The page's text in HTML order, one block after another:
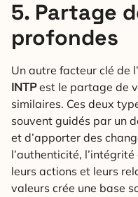
5. Partage
profondes
Un autre facteur clé de
INTPest le partage de
similaires. Ces deux
souvent guidés par un
et d’apporter des
l’authenticité,
leurs actions et leurs
valeurs crée une base